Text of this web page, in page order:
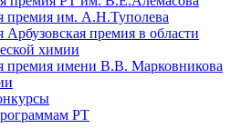
премия им. А.Н.Туполева
премия в области
химии
премия имени В.В. Марковникова
РТ